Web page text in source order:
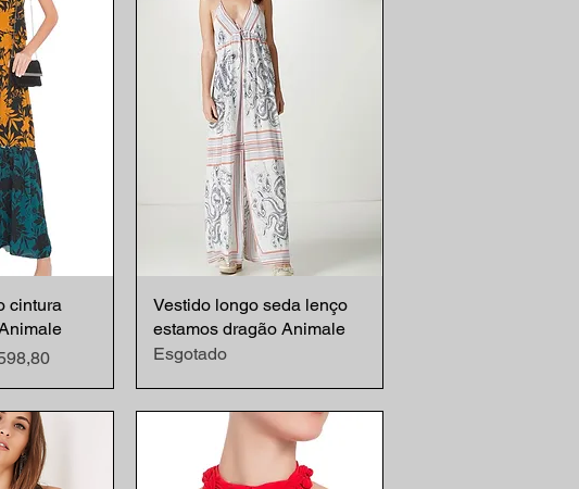
rápida
cintura
promocional
Visualização rápida
Vestido longo seda lenço
estamos dragão Animale
Esgotado